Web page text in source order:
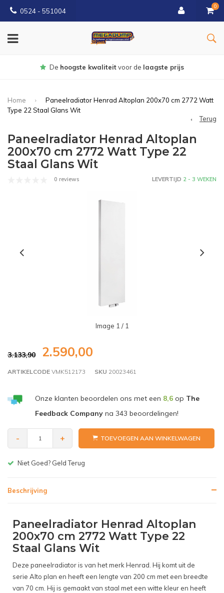
0524 - 551004
0
Gratisbezorgd vanaf €150
Home
Paneelradiator Henrad Altoplan 200x70 cm 2772 Watt
Type 22 Staal Glans Wit
Terug
Paneelradiator Henrad Altoplan
200x70 cm 2772 Watt Type 22
Staal Glans Wit
0 reviews LEVERTIJD 2 - 3 WEKEN
Image 1 / 1
3.133,90 2.590,00
ARTIKELCODE VMK512173 SKU 20023461
Onze klanten beoordelen ons met een 8,6op The
Feedback Companyna 343 beoordelingen!
- + TOEVOEGEN AAN WINKELWAGEN
Gratis bezorgen v.a. € 150,-(NL)
Beschrijving
Paneelradiator Henrad Altoplan
200x70 cm 2772 Watt Type 22
Staal Glans Wit
Deze paneelradiator is van het merk Henrad. Hij komt uit de
serie Alto plan en heeft een lengte van 200 cm met een breedte
van 70 cm. Hij is gemaakt van staal met een witte kleur en heeft